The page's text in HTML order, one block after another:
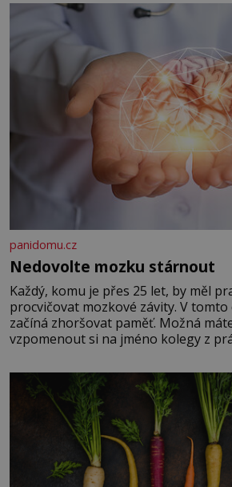
panidomu.cz
Nedovolte mozku stárnout
Každý, komu je přes 25 let, by měl
procvičovat mozkové závity. V
začíná zhoršovat paměť. Možná
vzpomenout si na jméno kolegy z
Je to opravdu tak, s věkem jako
rozhodla stávkovat. Cvičte